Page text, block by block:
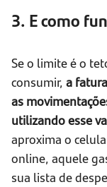
3. E como
Se o limite é o
consumir, a
as
utilizando esse
aproxima o
online, aquele
sua lista de